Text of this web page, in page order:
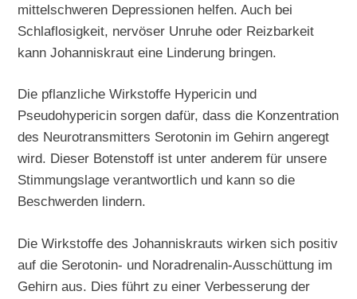
mittelschweren Depressionen helfen. Auch bei
Schlaflosigkeit, nervöser Unruhe oder Reizbarkeit
kann Johanniskraut eine Linderung bringen.
Die pflanzliche Wirkstoffe Hypericin und
Pseudohypericin sorgen dafür, dass die Konzentration
des Neurotransmitters Serotonin im Gehirn angeregt
wird. Dieser Botenstoff ist unter anderem für unsere
Stimmungslage verantwortlich und kann so die
Beschwerden lindern.
Die Wirkstoffe des Johanniskrauts wirken sich positiv
auf die Serotonin- und Noradrenalin-Ausschüttung im
Gehirn aus. Dies führt zu einer Verbesserung der